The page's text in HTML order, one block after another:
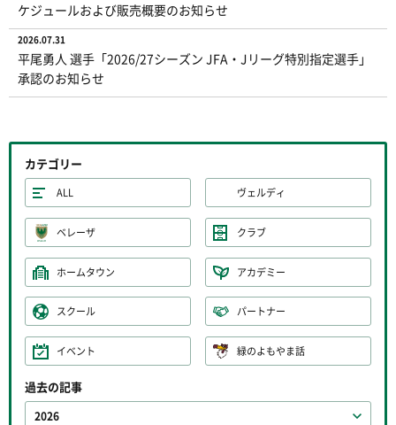
ケジュールおよび販売概要のお知らせ
2026.07.31
平尾勇人 選手「2026/27シーズン JFA・Jリーグ特別指定選手」
承認のお知らせ
カテゴリー
ALL ヴェルディ
ベレーザ クラブ
ホームタウン アカデミー
スクール パートナー
イベント 緑のよもやま話
過去の記事
2026